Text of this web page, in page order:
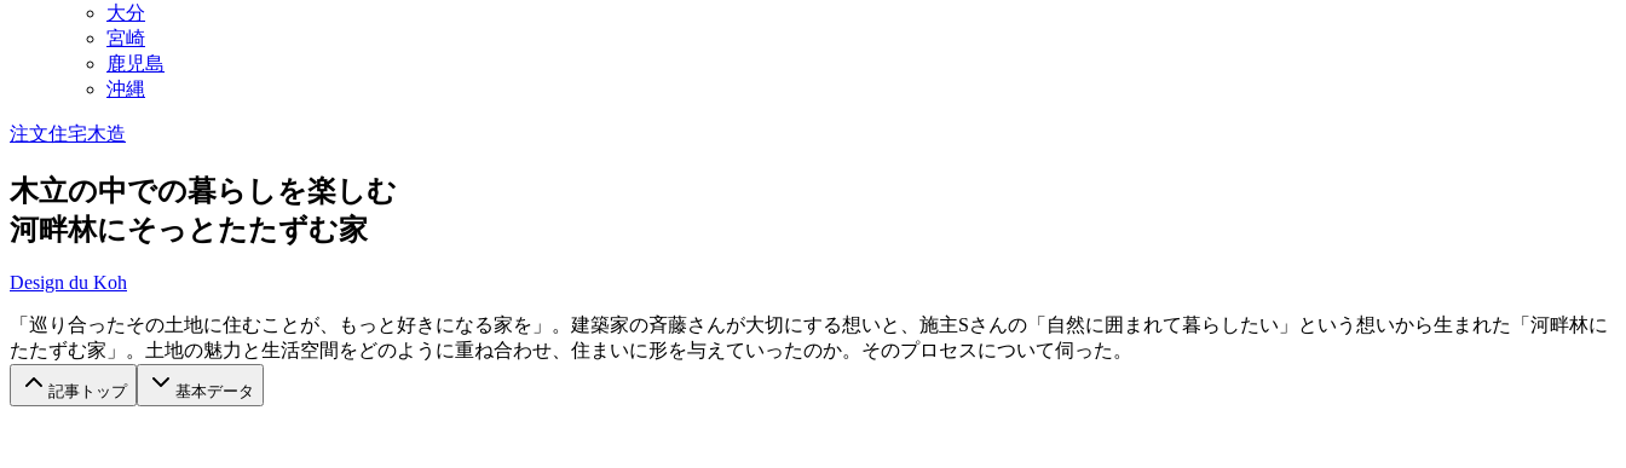
大分
宮崎
鹿児島
沖縄
注文住宅木造
木立の中での暮らしを楽しむ
河畔林にそっとたたずむ家
Design du Koh
「巡り合ったその土地に住むことが、もっと好きになる家を」。建築家の斉藤さんが大切にする想いと、施主Sさんの「自然に囲まれて暮らしたい」という想いから生まれた「河畔林に
たたずむ家」。土地の魅力と生活空間をどのように重ね合わせ、住まいに形を与えていったのか。そのプロセスについて伺った。
記事トップ 基本データ